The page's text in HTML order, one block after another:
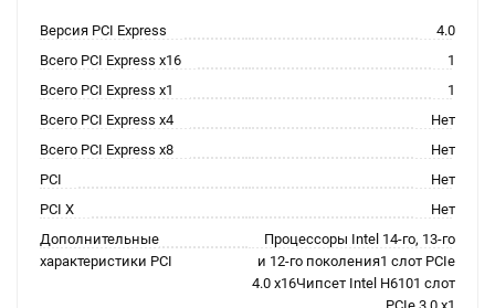
Версия PCI Express
4.0
Всего PCI Express x16
1
Всего PCI Express x1
1
Всего PCI Express x4
Нет
Всего PCI Express x8
Нет
PCI
Нет
PCI X
Нет
Дополнительные
характеристики PCI
Процессоры Intel 14-го, 13-го
и 12-го поколения1 слот PCIe
4.0 x16Чипсет Intel H6101 слот